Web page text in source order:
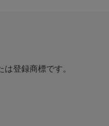
登録商標です。